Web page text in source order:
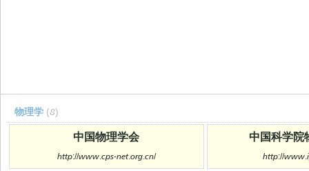
物理学 (8)
中国物理学会
http://www.cps-net.org.cn/
中国科学院
http://